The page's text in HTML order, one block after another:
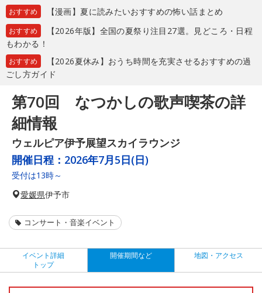
おすすめ 【漫画】夏に読みたいおすすめの怖い話まとめ
おすすめ
【2026年版】全国の夏祭り注目27選。見どころ・日程
もわかる！
おすすめ
【2026夏休み】おうち時間を充実させるおすすめの過
ごし方ガイド
第70回 なつかしの歌声喫茶の詳
細情報
ウェルピア伊予展望スカイラウンジ
開催日程： 2026年7月5日(日)
受付は13時～
愛媛県伊予市
コンサート・音楽イベント
イベント詳細
トップ
開催期間など 地図・アクセス